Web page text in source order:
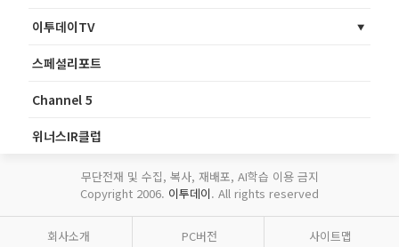
이투데이TV
스페셜리포트
Channel 5
위너스IR클럽
무단전재 및 수집, 복사, 재배포, AI학습 이용 금지
Copyright 2006. 이투데이. All rights reserved
회사소개 PC버전 사이트맵